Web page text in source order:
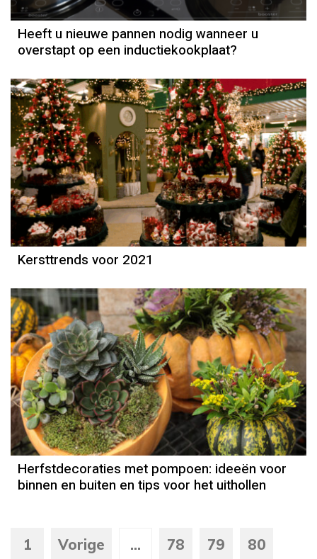
Heeft u nieuwe pannen nodig wanneer u
overstapt op een inductiekookplaat?
Kersttrends voor 2021
Herfstdecoraties met pompoen: ideeën voor
binnen en buiten en tips voor het uithollen
1 Vorige ... 78 79 80